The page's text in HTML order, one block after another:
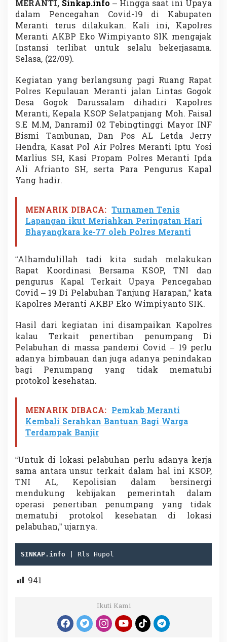
M
e
r
a
n
K
a
p
o
l
r
e
s
:
P
e
e
r
j
s
a
m
a
MERANTI, Sinkap.info – Hingga saat ini Upaya
dalam Pencegahan Covid-19 di Kabupaten
Meranti terus dilakukan. Kali ini, Kapolres
Meranti AKBP Eko Wimpiyanto SIK mengajak
Instansi terlibat untuk selalu bekerjasama.
Selasa, (22/09).
Kegiatan yang berlangsung pagi Ruang Rapat
Polres Kepulauan Meranti jalan Lintas Gogok
Desa Gogok Darussalam dihadiri Kapolres
Meranti, Kepala KSOP Selatpanjang Moh. Faisal
S.E M.M, Danramil 02 Tebingtinggi Mayor INF
Bismi Tambunan, Dan Pos AL Letda Jerry
Hendra, Kasat Pol Air Polres Meranti Iptu Yosi
Marlius SH, Kasi Propam Polres Meranti Ipda
Ali Afrianto SH, serta Para Pengurus Kapal
Yang hadir.
MENARIK DIBACA: Turnamen Tenis
Lapangan ikut Meriahkan Peringatan Hari
Bhayangkara ke-77 oleh Polres Meranti
“Alhamdulillah tadi kita sudah melakukan
Rapat Koordinasi Bersama KSOP, TNI dan
pengurus Kapal Terkait Upaya Pencegahan
Covid – 19 Di Pelabuhan Tanjung Harapan,” kata
Kapolres Meranti AKBP Eko Wimpiyanto SIK.
Hasil dari kegiatan ini disampaikan Kapolres
kalau Terkait penertiban penumpang Di
Pelabuhan di massa pandemi Covid – 19 perlu
adanya himbauan dan juga adanya penindakan
bagi Penumpang yang tidak mematuhi
protokol kesehatan.
MENARIK DIBACA: Pemkab Meranti
Kembali Serahkan Bantuan Bagi Warga
Terdampak Banjir
“Untuk di lokasi pelabuhan perlu adanya kerja
sama antara unsur terkait dalam hal ini KSOP,
TNI AL, Kepolisian dalam bersinergi
mendukung kebijakan pemerintah dalam
operasi penertiban penumpang yang tidak
mematuhi protokol kesehatan di lokasi
pelabuhan,” ujarnya.
SINKAP.info | Rls Hupol
941
Ikuti Kami